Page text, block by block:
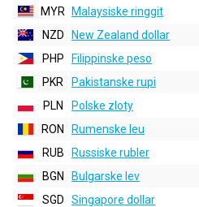
MYR
Malaysiske ringgit
NZD
New Zealand dollar
PHP
Filippinske peso
PKR
Pakistanske rupi
PLN
Polske zloty
RON
Rumenske leu
RUB
Russiske rubler
BGN
Bulgarske lev
SGD
Singapore dollar